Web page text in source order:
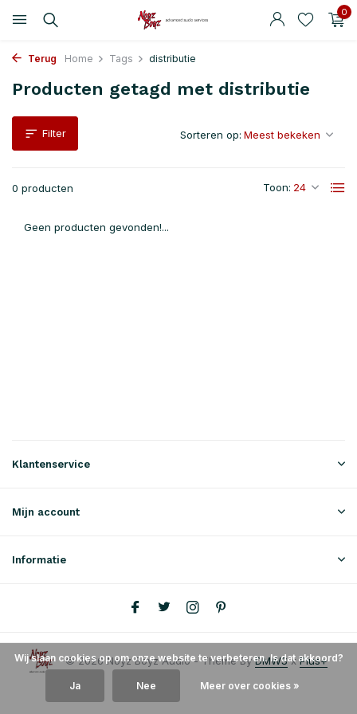
0
Terug Home Tags distributie
Producten getagd met distributie
Filter
0 producten Toon:
Sorteren op:
Geen producten gevonden!...
Klantenservice
Mijn account
Informatie
© 2026 Noyz Boyz Audio - Theme ByDMWSxPlus+
Wij slaan cookies op om onze website te verbeteren. Is dat akkoord?
Ja Nee Meer over cookies »